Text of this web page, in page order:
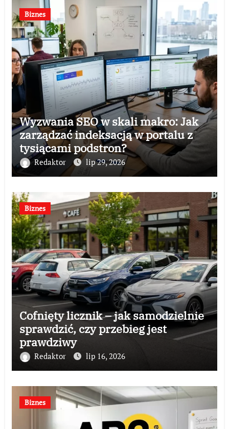
Biznes
Wyzwania SEO w skali makro: Jak
zarządzać indeksacją w portalu z
tysiącami podstron?
Redaktor lip 29, 2026
Biznes
Cofnięty licznik – jak samodzielnie
sprawdzić, czy przebieg jest
prawdziwy
Redaktor lip 16, 2026
Biznes